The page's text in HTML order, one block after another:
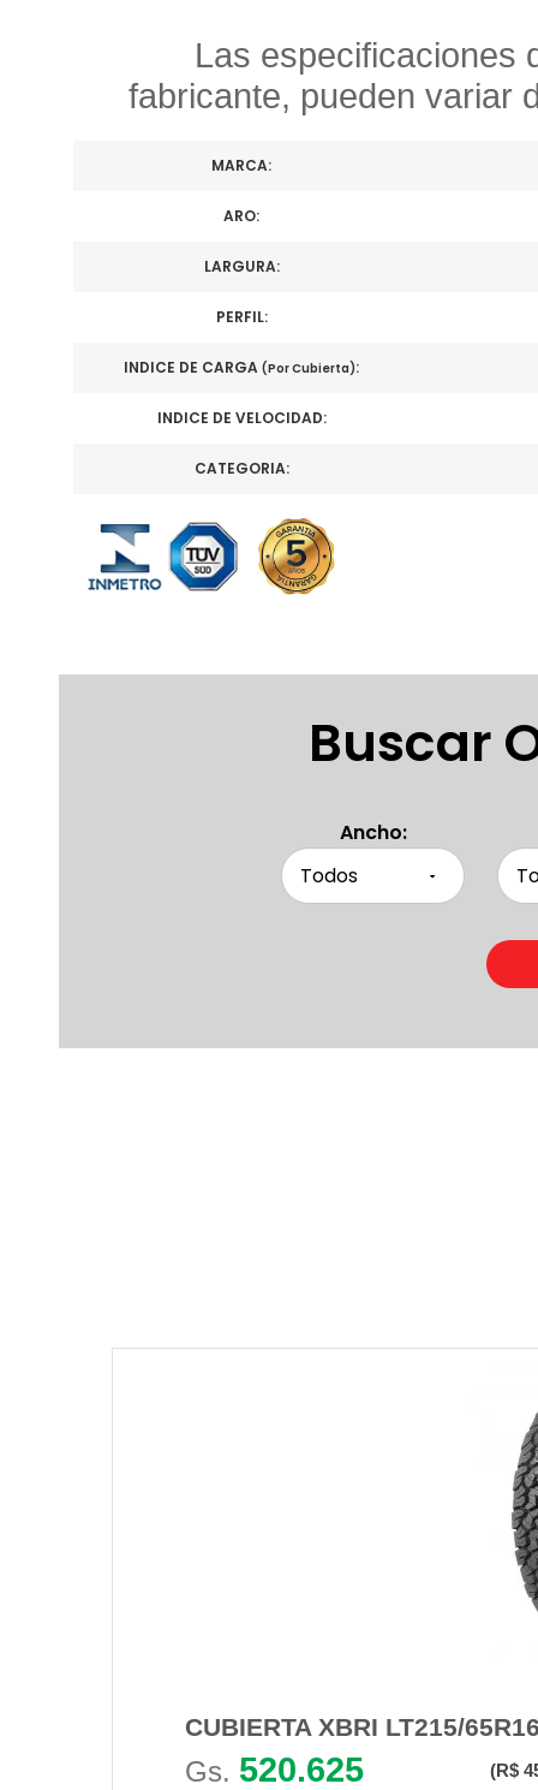
Las especificaciones
fabricante, pueden variar
MARCA:
ARO:
LARGURA:
PERFIL:
INDICE DE CARGA (Por Cubierta):
INDICE DE VELOCIDAD:
CATEGORIA:
Buscar
Ancho:
CUBIERTA XBRI LT215/
Gs. 520.625 (R$